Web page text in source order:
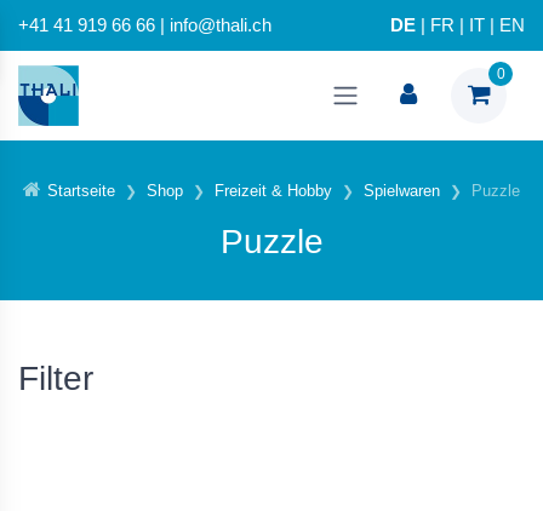
+41 41 919 66 66 | info@thali.ch DE FR IT EN
0
Startseite Shop Freizeit & Hobby Spielwaren Puzzle
Puzzle
Filter